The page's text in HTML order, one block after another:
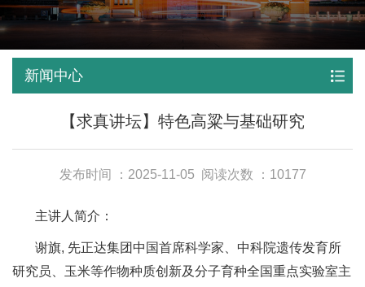
新闻中心
【求真讲坛】特色高粱与基础研究
发布时间 ：2025-11-05 阅读次数 ：10177
主讲人简介：
谢旗, 先正达集团中国首席科学家、中科院遗传发育所
研究员、玉米等作物种质创新及分子育种全国重点实验室主